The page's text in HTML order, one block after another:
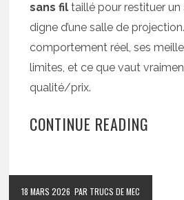
sans fil taillé pour restituer un
digne d’une salle de
comportement réel, ses
limites, et ce que vaut
qualité/prix.
CONTINUE READING
18 MARS 2026 PAR TRUCS DE MEC